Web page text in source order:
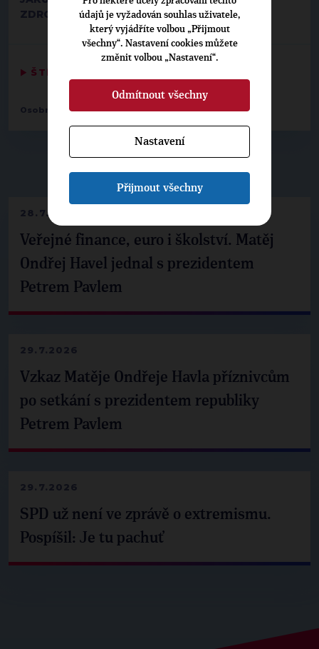
28.7.2026
Veřejné finance, euro i školství. Matěj
Ondřej Havel jednal s prezidentem
Petrem Pavlem
29.7.2026
Vzkaz Matěje Ondřeje Havla příznivcům
po setkání s prezidentem republiky
Petrem Pavlem
29.7.2026
SPD už není ve zprávě o extremismu.
Pospíšil: Je tu pachuť
ZDROJ:
BUDĚJCKÁ DRBNA, 25. 4. 2023
▶ ŠTÍTKY
Osobnosti: Tomáš Bouzek
údajů je vyžadován souhlas uživatele,
který vyjádříte volbou „Přijmout
všechny“. Nastavení cookies můžete
změnit volbou „Nastavení“.
Odmítnout všechny
Nastavení
Přijmout všechny